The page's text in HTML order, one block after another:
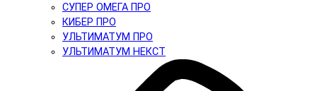
СУПЕР ОМЕГА ПРО
КИБЕР ПРО
УЛЬТИМАТУМ ПРО
УЛЬТИМАТУМ НЕКСТ